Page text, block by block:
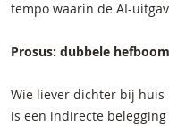
tempo waarin de AI-
Prosus: dubbele
Wie liever dichter bij huis
is een indirecte